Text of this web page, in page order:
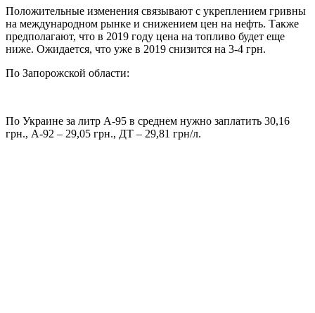
Положительные изменения связывают с укреплением гривны
на международном рынке и снижением цен на нефть. Также
предполагают, что в 2019 году цена на топливо будет еще
ниже. Ожидается, что уже в 2019 снизится на 3-4 грн.
По Запорожской области:
По Украине за литр А-95 в среднем нужно заплатить 30,16
грн., А-92 – 29,05 грн., ДТ – 29,81 грн/л.